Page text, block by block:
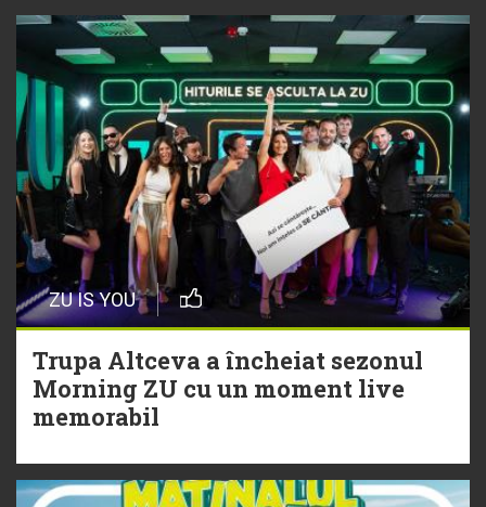
Bătălie strânsă la Hitul Monstru Al
Verii: Cabron versus Faydee
21 Iulie
Dă volumul mai tare! Cabron vine
cu Hitul Monstru al Verii
20 Iulie
Episod nou | Muzica Aia x DJ
Christian Thomson
20 Iulie
Torpedoul lui Morar: Theo Rose -
ZU IS YOU
Trupa Altceva a încheiat sezonul
Morning ZU cu un moment live
memorabil